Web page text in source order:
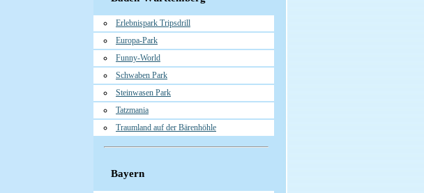
Erlebnispark Tripsdrill
Europa-Park
Funny-World
Schwaben Park
Steinwasen Park
Tatzmania
Traumland auf der Bärenhöhle
Bayern